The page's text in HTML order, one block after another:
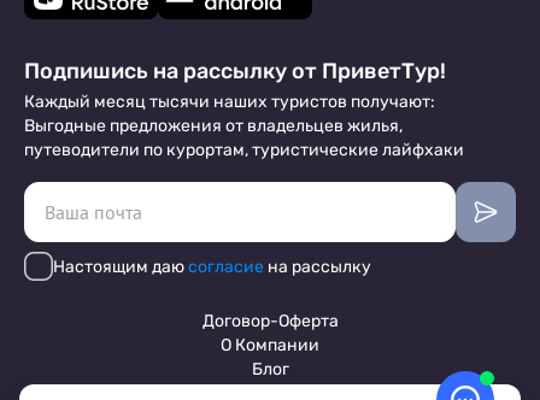
Подпишись на рассылку от ПриветТур!
Каждый месяц тысячи наших туристов получают:
Выгодные предложения от владельцев жилья,
путеводители по курортам, туристические лайфхаки
Настоящим даюсогласие на рассылку
Договор-Оферта
О Компании
Блог